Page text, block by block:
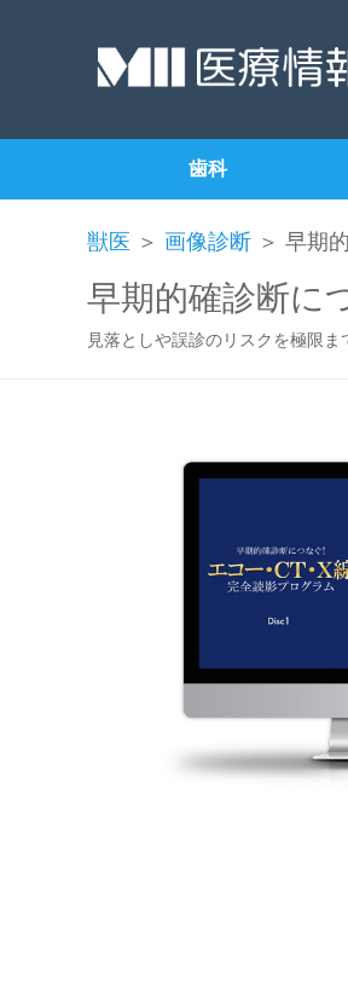
歯科
獣医 ＞ 画像診断 ＞ 早期
早期的確診断に
見落としや誤診のリスクを極限ま